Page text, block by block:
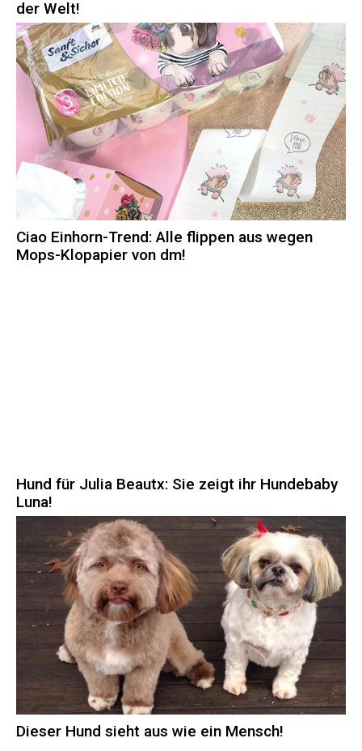
der Welt!
Ciao Einhorn-Trend: Alle flippen aus wegen
Mops-Klopapier von dm!
Hund für Julia Beautx: Sie zeigt ihr Hundebaby
Luna!
Dieser Hund sieht aus wie ein Mensch!